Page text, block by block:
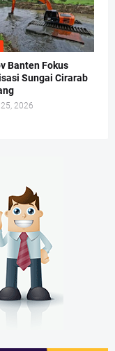
Banten Fokus
Sungai Cirarab
2026